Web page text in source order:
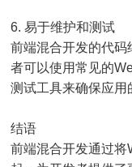
6. 易于维护和测试
前端混合开发的代码
者可以使用常见的
测试工具来确保应用
结语
前端混合开发通过将